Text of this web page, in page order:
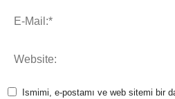
Ismimi, e-postamı ve web sitemi bir